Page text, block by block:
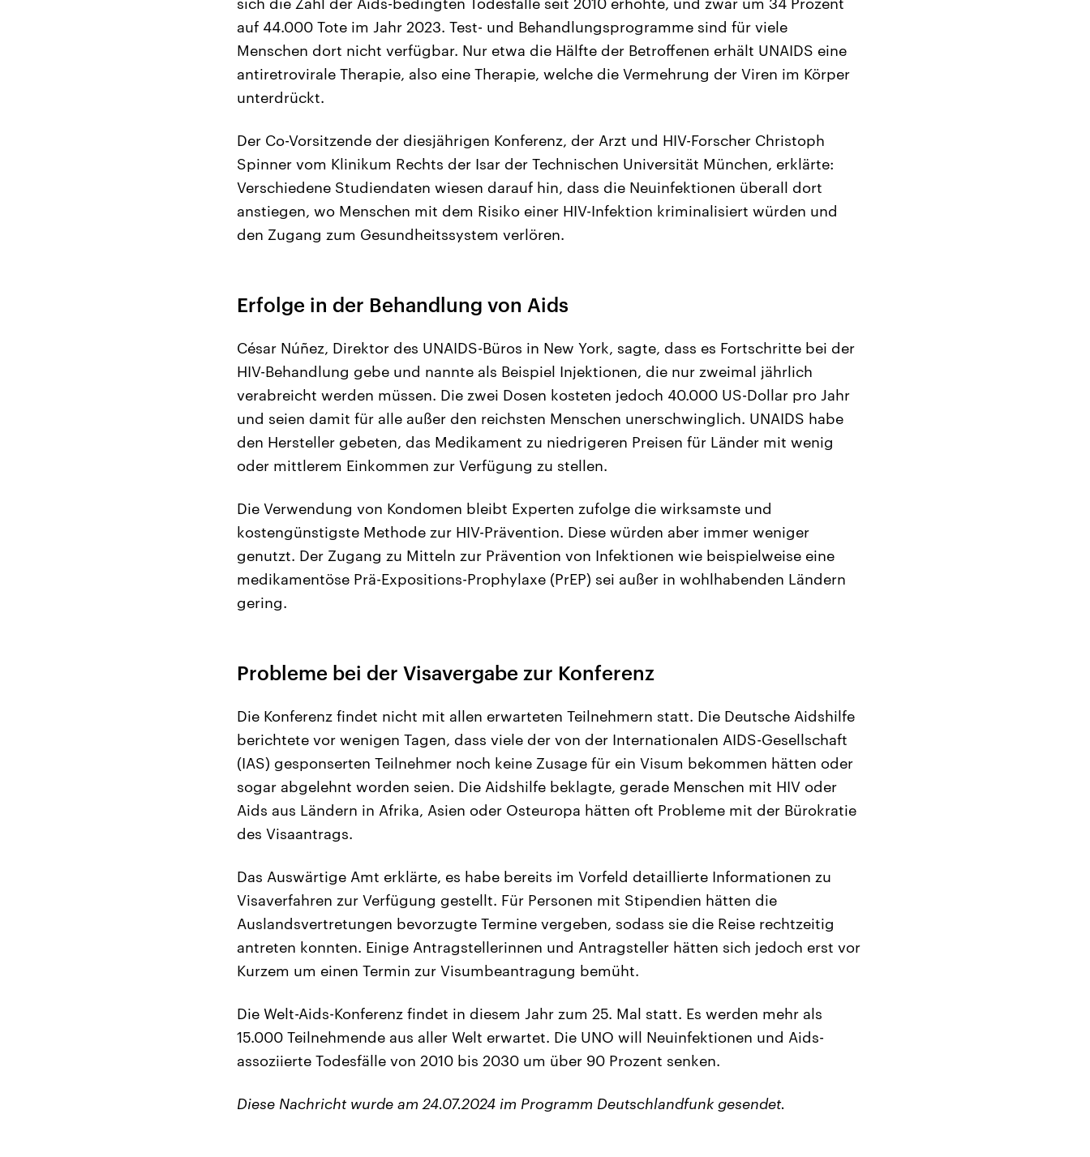
auf 44.000 Tote im Jahr 2023. Test- und Behandlungsprogramme sind für viele
Menschen dort nicht verfügbar. Nur etwa die Hälfte der Betroffenen erhält UNAIDS eine
antiretrovirale Therapie, also eine Therapie, welche die Vermehrung der Viren im Körper
unterdrückt.
Der Co-Vorsitzende der diesjährigen Konferenz, der Arzt und HIV-Forscher Christoph
Spinner vom Klinikum Rechts der Isar der Technischen Universität München, erklärte:
Verschiedene Studiendaten wiesen darauf hin, dass die Neuinfektionen überall dort
anstiegen, wo Menschen mit dem Risiko einer HIV-Infektion kriminalisiert würden und
den Zugang zum Gesundheitssystem verlören.
Erfolge in der Behandlung von Aids
César Núñez, Direktor des UNAIDS-Büros in New York, sagte, dass es Fortschritte bei der
HIV-Behandlung gebe und nannte als Beispiel Injektionen, die nur zweimal jährlich
verabreicht werden müssen. Die zwei Dosen kosteten jedoch 40.000 US-Dollar pro Jahr
und seien damit für alle außer den reichsten Menschen unerschwinglich. UNAIDS habe
den Hersteller gebeten, das Medikament zu niedrigeren Preisen für Länder mit wenig
oder mittlerem Einkommen zur Verfügung zu stellen.
Die Verwendung von Kondomen bleibt Experten zufolge die wirksamste und
kostengünstigste Methode zur HIV-Prävention. Diese würden aber immer weniger
genutzt. Der Zugang zu Mitteln zur Prävention von Infektionen wie beispielweise eine
medikamentöse Prä-Expositions-Prophylaxe (PrEP) sei außer in wohlhabenden Ländern
gering.
Probleme bei der Visavergabe zur Konferenz
Die Konferenz findet nicht mit allen erwarteten Teilnehmern statt. Die Deutsche Aidshilfe
berichtete vor wenigen Tagen, dass viele der von der Internationalen AIDS-Gesellschaft
(IAS) gesponserten Teilnehmer noch keine Zusage für ein Visum bekommen hätten oder
sogar abgelehnt worden seien. Die Aidshilfe beklagte, gerade Menschen mit HIV oder
Aids aus Ländern in Afrika, Asien oder Osteuropa hätten oft Probleme mit der Bürokratie
des Visaantrags.
Das Auswärtige Amt erklärte, es habe bereits im Vorfeld detaillierte Informationen zu
Visaverfahren zur Verfügung gestellt. Für Personen mit Stipendien hätten die
Auslandsvertretungen bevorzugte Termine vergeben, sodass sie die Reise rechtzeitig
antreten konnten. Einige Antragstellerinnen und Antragsteller hätten sich jedoch erst vor
Kurzem um einen Termin zur Visumbeantragung bemüht.
Die Welt-Aids-Konferenz findet in diesem Jahr zum 25. Mal statt. Es werden mehr als
15.000 Teilnehmende aus aller Welt erwartet. Die UNO will Neuinfektionen und Aids-
assoziierte Todesfälle von 2010 bis 2030 um über 90 Prozent senken.
Diese Nachricht wurde am 24.07.2024 im Programm Deutschlandfunk gesendet.